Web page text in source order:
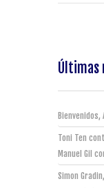
Últimas
Bienvenidos,
Toni Ten
Manuel Gil
Simon